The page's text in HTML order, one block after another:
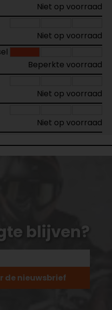
Niet op voorraad
Niet op voorraad
Beperkte voorraad
Niet op voorraad
Niet op voorraad
blijven?
de nieuwsbrief